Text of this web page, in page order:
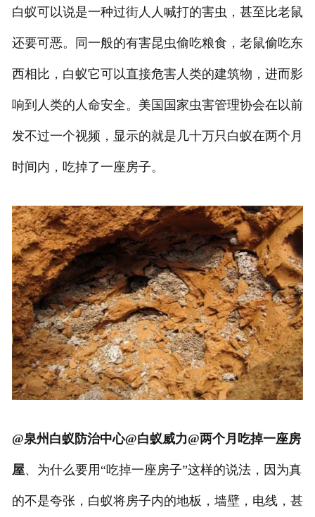
白蚁可以说是一种过街人人喊打的害虫，甚至比老鼠
还要可恶。同一般的有害昆虫偷吃粮食，老鼠偷吃东
西相比，白蚁它可以直接危害人类的建筑物，进而影
响到人类的人命安全。美国国家虫害管理协会在以前
发不过一个视频，显示的就是几十万只白蚁在两个月
时间内，吃掉了一座房子。
@泉州白蚁防治中心@白蚁威力@两个月吃掉一座房
屋、为什么要用“吃掉一座房子”这样的说法，因为真
的不是夸张，白蚁将房子内的地板，墙壁，电线，甚